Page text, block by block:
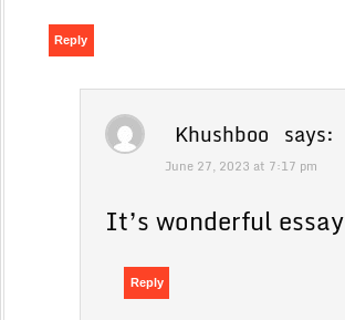
Reply
Khushboo says:
June 27, 2023 at 7:17 pm
It’s wonderful essay
Reply